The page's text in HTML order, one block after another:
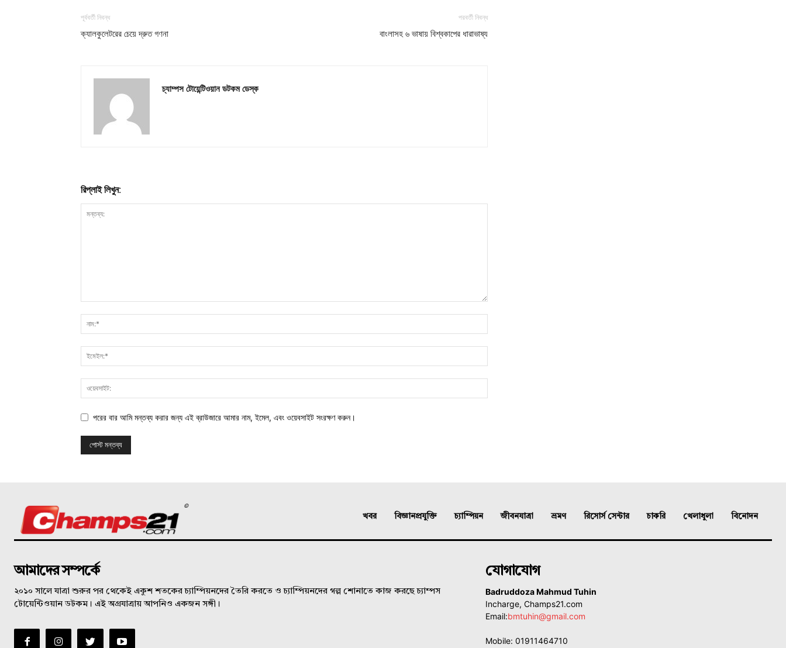
পূর্ববর্তী নিবন্ধ
ক্যালকুলেটরের চেয়ে দ্রুত গণনা
পরবর্তী নিবন্ধ
বাংলাসহ ৬ ভাষায় বিশ্বকাপের ধারাভাষ্য
চ্যাম্পস টোয়েন্টিওয়ান ডটকম ডেস্ক
রিপ্লাই লিখুন:
পরের বার আমি মন্তব্য করার জন্য এই ব্রাউজারে আমার নাম, ইমেল, এবং ওয়েবসাইট সংরক্ষণ করুন।
©
খবর বিজ্ঞানপ্রযুক্তি চ্যাম্পিয়ন জীবনযাত্রা ভ্রমণ রিসোর্স সেন্টার চাকরি খেলাধুলা বিনোদন
আমাদের সম্পর্কে
২০১০ সালে যাত্রা শুরুর পর থেকেই একুশ শতকের চ্যাম্পিয়নদের তৈরি করতে ও চ্যাম্পিয়নদের গল্প শোনাতে কাজ করছে চ্যাম্পস
টোয়েন্টিওয়ান ডটকম। এই অগ্রযাত্রায় আপনিও একজন সঙ্গী।
যোগাযোগ
Badruddoza Mahmud Tuhin
Incharge, Champs21.com
Email:bmtuhin@gmail.com
Mobile: 01911464710